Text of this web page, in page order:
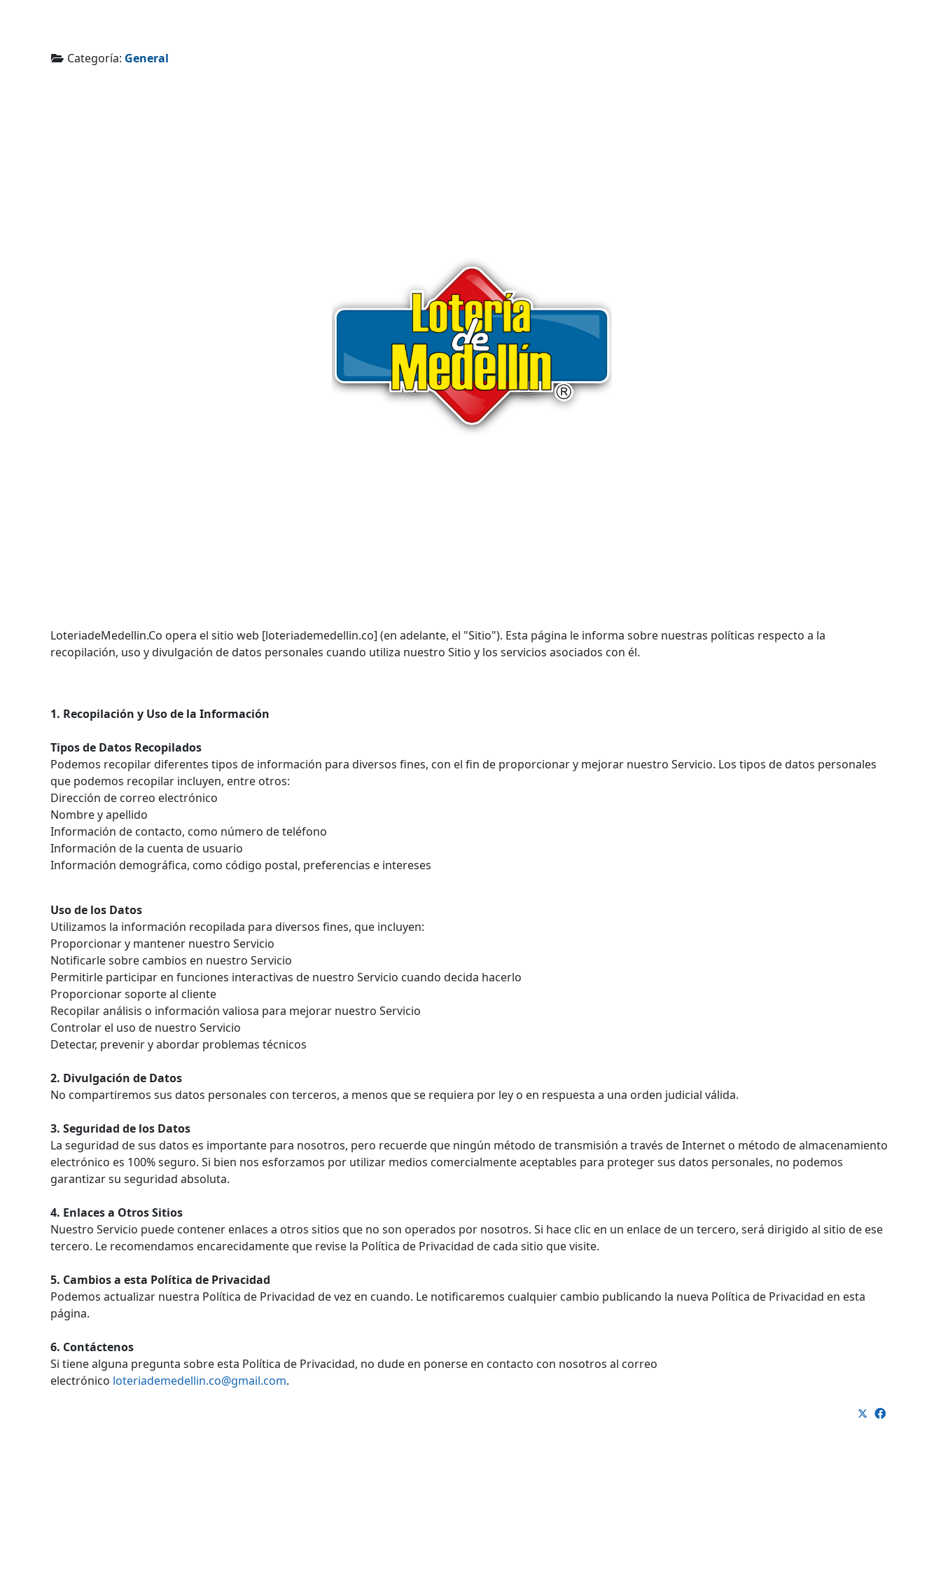
Categoría: General
LoteriadeMedellin.Co opera el sitio web [loteriademedellin.co] (en adelante, el "Sitio"). Esta página le informa sobre nuestras políticas respecto a la
recopilación, uso y divulgación de datos personales cuando utiliza nuestro Sitio y los servicios asociados con él.
1. Recopilación y Uso de la Información
Tipos de Datos Recopilados
Podemos recopilar diferentes tipos de información para diversos fines, con el fin de proporcionar y mejorar nuestro Servicio. Los tipos de datos personales
que podemos recopilar incluyen, entre otros:
Dirección de correo electrónico
Nombre y apellido
Información de contacto, como número de teléfono
Información de la cuenta de usuario
Información demográfica, como código postal, preferencias e intereses
Uso de los Datos
Utilizamos la información recopilada para diversos fines, que incluyen:
Proporcionar y mantener nuestro Servicio
Notificarle sobre cambios en nuestro Servicio
Permitirle participar en funciones interactivas de nuestro Servicio cuando decida hacerlo
Proporcionar soporte al cliente
Recopilar análisis o información valiosa para mejorar nuestro Servicio
Controlar el uso de nuestro Servicio
Detectar, prevenir y abordar problemas técnicos
2. Divulgación de Datos
No compartiremos sus datos personales con terceros, a menos que se requiera por ley o en respuesta a una orden judicial válida.
3. Seguridad de los Datos
La seguridad de sus datos es importante para nosotros, pero recuerde que ningún método de transmisión a través de Internet o método de almacenamiento
electrónico es 100% seguro. Si bien nos esforzamos por utilizar medios comercialmente aceptables para proteger sus datos personales, no podemos
garantizar su seguridad absoluta.
4. Enlaces a Otros Sitios
Nuestro Servicio puede contener enlaces a otros sitios que no son operados por nosotros. Si hace clic en un enlace de un tercero, será dirigido al sitio de ese
tercero. Le recomendamos encarecidamente que revise la Política de Privacidad de cada sitio que visite.
5. Cambios a esta Política de Privacidad
Podemos actualizar nuestra Política de Privacidad de vez en cuando. Le notificaremos cualquier cambio publicando la nueva Política de Privacidad en esta
página.
6. Contáctenos
Si tiene alguna pregunta sobre esta Política de Privacidad, no dude en ponerse en contacto con nosotros al correo
electrónico loteriademedellin.co@gmail.com.